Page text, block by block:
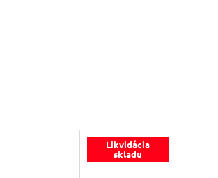
Likvidácia
skladu